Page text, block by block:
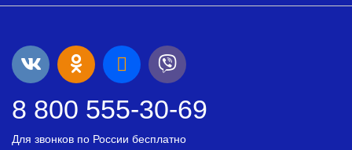
8 800 555-30-69
Для звонков по России бесплатно